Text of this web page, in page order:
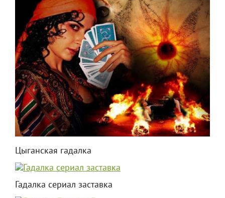
Цыганская гадалка
Гадалка сериал заставка